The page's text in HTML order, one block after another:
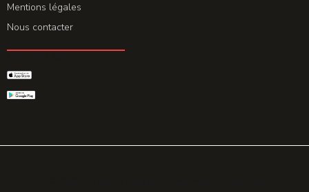
Mentions légales
Nous contacter